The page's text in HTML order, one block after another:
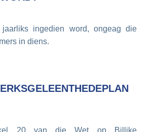
jaarliks ingedien word, ongeag die
in diens.